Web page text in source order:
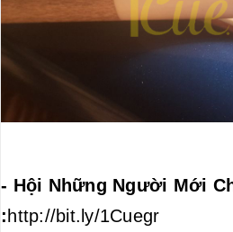
- Hội Những Người Mới
: http://bit.ly/1Cuegr